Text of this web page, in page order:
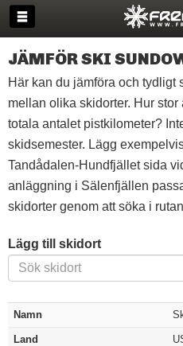
JÄMFÖR SKI
Här kan du jämföra och tydligt
mellan olika skidorter. Hur
totala antalet pistkilometer?
skidsemester. Lägg
Tandådalen-Hundfjället sida
anläggning i Sälenfjällen
skidorter genom att söka i
Lägg till skidort
Namn
Land